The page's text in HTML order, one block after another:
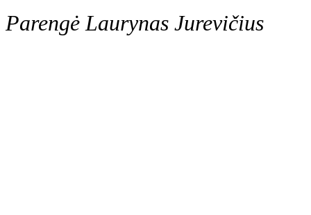
Parengė Laurynas Jurevičius